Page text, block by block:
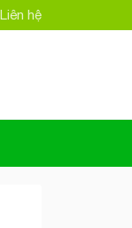
Liên hệ